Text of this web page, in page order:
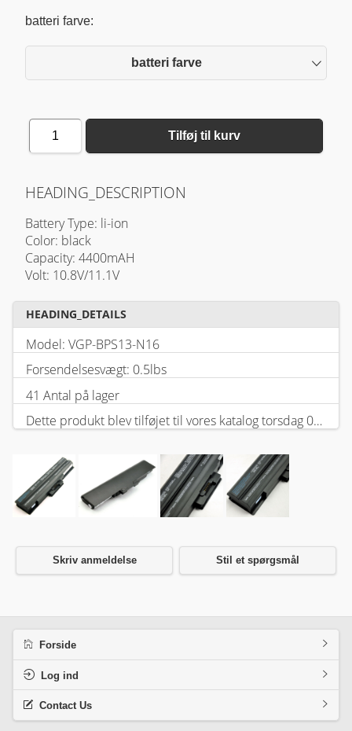
batteri farve:
batteri farve
1 Tilføj til kurv
HEADING_DESCRIPTION
Battery Type: li-ion
Color: black
Capacity: 4400mAH
Volt: 10.8V/11.1V
HEADING_DETAILS
Model: VGP-BPS13-N16
Forsendelsesvægt: 0.5lbs
41 Antal på lager
Dette produkt blev tilføjet til vores katalog torsdag 05 februar, 2026.
Skriv anmeldelse Stil et spørgsmål
Forside
Log ind
Contact Us